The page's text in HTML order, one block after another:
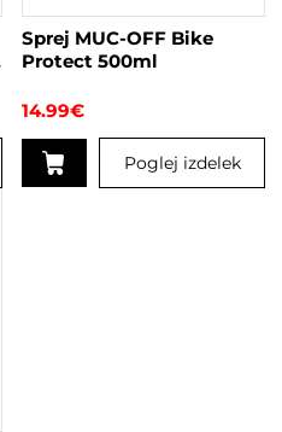
strani
izdelka
Sprej MUC-OFF Bike
Protect 500ml
14.99€
Poglej izdelek